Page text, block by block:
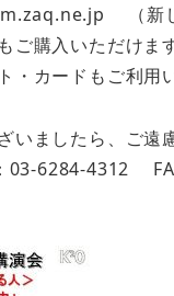
（新し
購入いただけます
ト・カードもご利
いましたら、ご遠
03-6284-4312